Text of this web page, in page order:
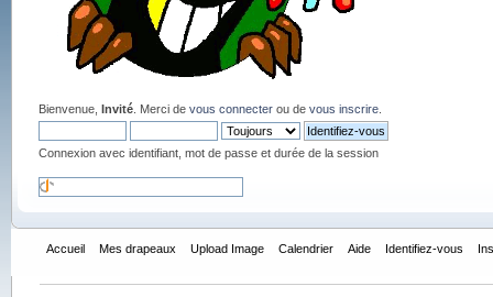
Bienvenue, Invité. Merci de vous connecterou de vous inscrire.
Connexion avec identifiant, mot de passe et durée de la session
Accueil Mes drapeaux Upload Image Calendrier Aide Identifiez-vous